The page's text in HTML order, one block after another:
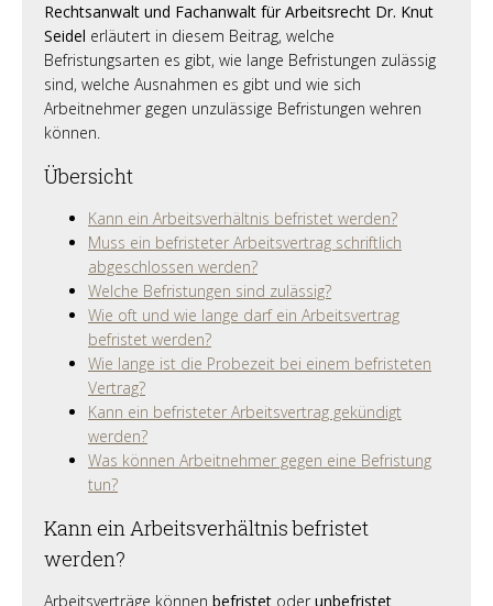
Rechtsanwalt und Fachanwalt für Arbeitsrecht Dr. Knut
Seidel erläutert in diesem Beitrag, welche
Befristungsarten es gibt, wie lange Befristungen zulässig
sind, welche Ausnahmen es gibt und wie sich
Arbeitnehmer gegen unzulässige Befristungen wehren
können.
Übersicht
Kann ein Arbeitsverhältnis befristet werden?
Muss ein befristeter Arbeitsvertrag schriftlich
abgeschlossen werden?
Welche Befristungen sind zulässig?
Wie oft und wie lange darf ein Arbeitsvertrag
befristet werden?
Wie lange ist die Probezeit bei einem befristeten
Vertrag?
Kann ein befristeter Arbeitsvertrag gekündigt
werden?
Was können Arbeitnehmer gegen eine Befristung
tun?
Kann ein Arbeitsverhältnis befristet
werden?
Arbeitsverträge können befristet oderunbefristet